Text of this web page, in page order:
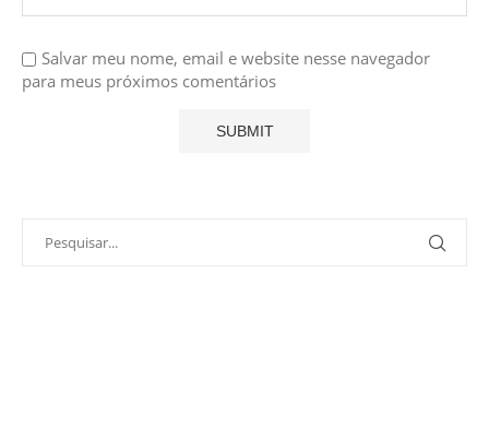
Salvar meu nome, email e website nesse navegador
para meus próximos comentários